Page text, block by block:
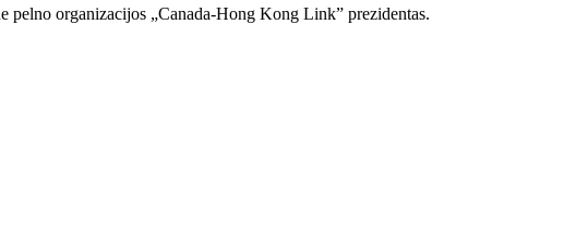
pelno organizacijos „Canada-Hong Kong Link” prezidentas.